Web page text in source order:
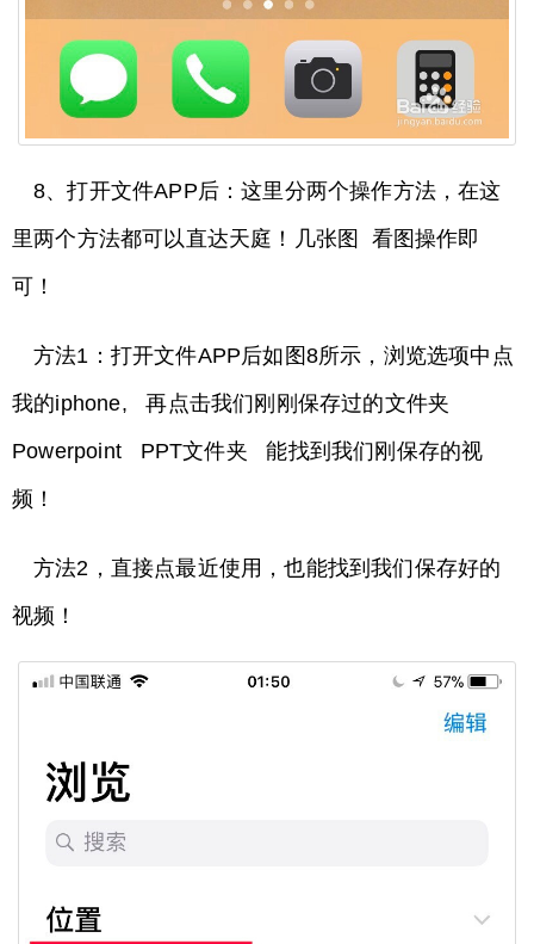
8、打开文件APP后：这里分两个操作方法，在这
里两个方法都可以直达天庭！几张图 看图操作即
可！
方法1：打开文件APP后如图8所示，浏览选项中点
我的iphone, 再点击我们刚刚保存过的文件夹
Powerpoint PPT文件夹 能找到我们刚保存的视
频！
方法2，直接点最近使用，也能找到我们保存好的
视频！